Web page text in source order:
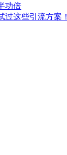
功倍
这些引流方案！